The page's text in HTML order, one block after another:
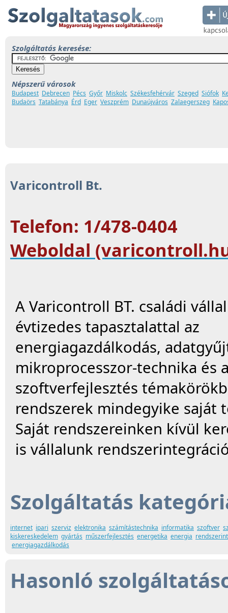
Szolgáltatás keresése:
Népszerű városok
Budapest Debrecen Pécs Győr Miskolc Székesfehérvár Szeged Siófok
Budaörs Tatabánya Érd Eger Veszprém Dunaújváros Zalaegerszeg
Varicontroll Bt.
Telefon: 1/478-0404
Weboldal
A Varicontroll BT. családi
évtizedes tapasztalattal az
energiagazdálkodás,
mikroprocesszor-technika és
szoftverfejlesztés
rendszerek mindegyike saját
Saját rendszereinken kívül
is vállalunk
Szolgáltatás
internet ipari szerviz elektronika számítástechnika informatika szoftver
kiskereskedelem gyártás műszerfejlesztés energetika energia
energiagazdálkodás
Hasonló